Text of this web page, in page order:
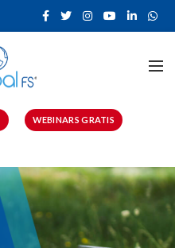
WEBINARS GRATIS